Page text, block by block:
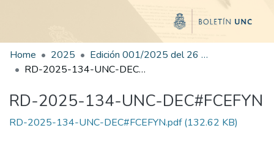
Home 2025
Edición 001/2025 del 26 de mayo de 2025
RD-2025-134-UNC-DEC#FCEFYN
RD-2025-134-UNC-DEC#FCEFYN
RD-2025-134-UNC-DEC#FCEFYN.pdf(132.62 KB)